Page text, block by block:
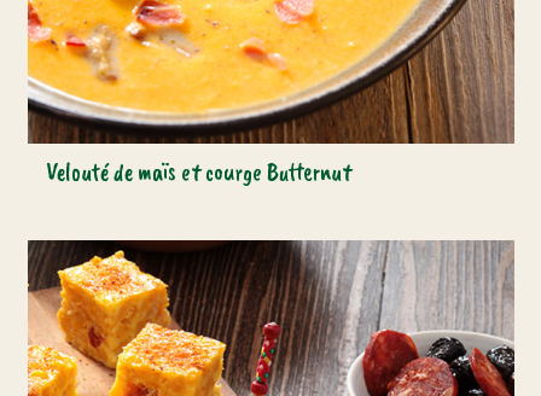
Velouté de maïs et courge Butternut